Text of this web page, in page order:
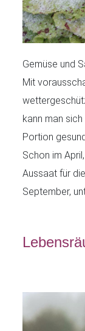
Gemüse und
Mit
kann man
Portion
Schon im
Aussaat für
September,